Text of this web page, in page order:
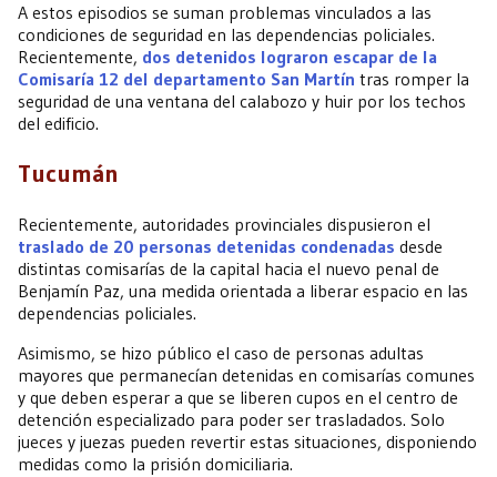
A estos episodios se suman problemas vinculados a las
condiciones de seguridad en las dependencias policiales.
Recientemente, dos detenidos lograron escapar de la
Comisaría 12 del departamento San Martín tras romper la
seguridad de una ventana del calabozo y huir por los techos
del edificio.
Tucumán
Recientemente, autoridades provinciales dispusieron el
traslado de 20 personas detenidas condenadas desde
distintas comisarías de la capital hacia el nuevo penal de
Benjamín Paz, una medida orientada a liberar espacio en las
dependencias policiales.
Asimismo, se hizo público el caso de personas adultas
mayores que permanecían detenidas en comisarías comunes
y que deben esperar a que se liberen cupos en el centro de
detención especializado para poder ser trasladados. Solo
jueces y juezas pueden revertir estas situaciones, disponiendo
medidas como la prisión domiciliaria.